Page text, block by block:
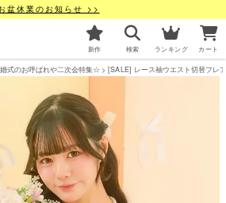
盆休業のお知らせ >>
新作 検索 ランキング カート
式のお呼ばれや二次会特集☆ [SALE] レース袖ウエスト切替フレ